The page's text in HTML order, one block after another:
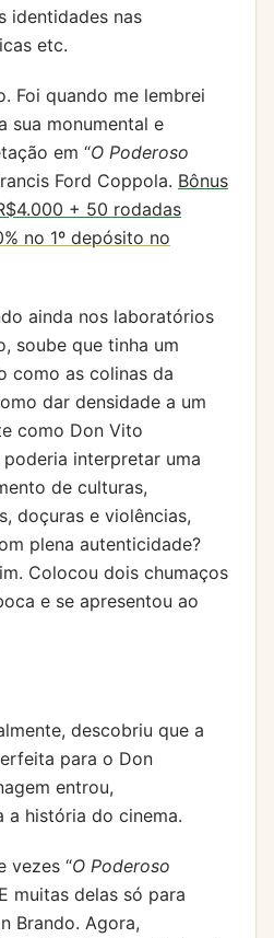
identidades nas
etc.
Foi quando me lembrei
sua monumental e
em “O Poderoso
Ford Coppola. Bônus
+ 50 rodadas
no 1º depósito no
ainda nos laboratórios
soube que tinha um
como as colinas da
dar densidade a um
como Don Vito
interpretar uma
de culturas,
doçuras e violências,
plena autenticidade?
Colocou dois chumaços
e se apresentou ao
descobriu que a
para o Don
entrou,
a história do cinema.
vezes “O Poderoso
muitas delas só para
Brando. Agora,